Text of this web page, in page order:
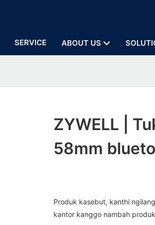
SERVICE ABOUT US
ZYWELL |
58mm
Produk kasebut, kanthi
kantor kanggo nambah